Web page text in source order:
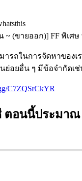
น ~ (ขายออก)] FF พิเศษ
ารถในการจัดหาขอ
ย่อยอื่น ๆ มีข้อจํากัด
C7ZQSrCkYR
ตอนนี้ประมาณ